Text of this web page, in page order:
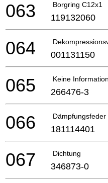
Borgring C12x1
063 119132060
064 001131150
Keine
065 266476-3
Dämpfungsfeder
066 181114401
Dichtung
067 346873-0